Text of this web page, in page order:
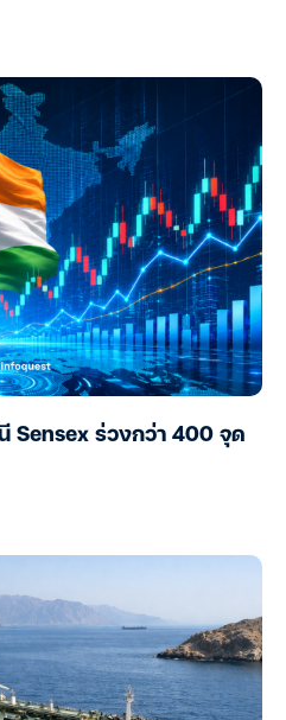
Sensex ร่วงกว่า 400 จุด